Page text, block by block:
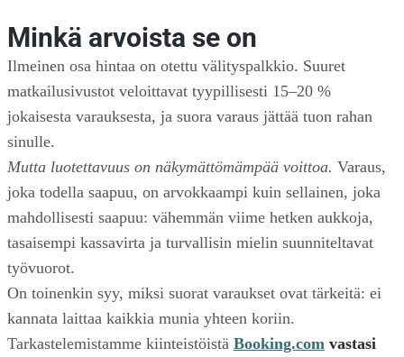
Minkä arvoista se on
Ilmeinen osa hintaa on otettu välityspalkkio. Suuret
matkailusivustot veloittavat tyypillisesti 15–20 %
jokaisesta varauksesta, ja suora varaus jättää tuon rahan
sinulle.
Mutta luotettavuus on näkymättömämpää voittoa. Varaus,
joka todella saapuu, on arvokkaampi kuin sellainen, joka
mahdollisesti saapuu: vähemmän viime hetken aukkoja,
tasaisempi kassavirta ja turvallisin mielin suunniteltavat
työvuorot.
On toinenkin syy, miksi suorat varaukset ovat tärkeitä: ei
kannata laittaa kaikkia munia yhteen koriin.
Tarkastelemistamme kiinteistöistä Booking.com vastasi